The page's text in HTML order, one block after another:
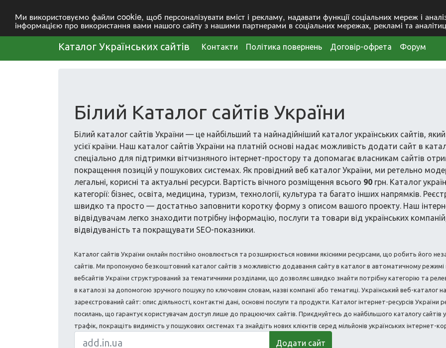
Ми використовуємо файли cookie, щоб персоналізувати вміст і рекламу, надавати функції соціальних мереж і
інформацією про використання вами нашого сайту з нашими партнерами в соціальних мережах, рекламі та
Каталог Українських сайтів Контакти Політика повернень Договір-офрета Форум
Білий Каталог сайтів України
Білий каталог сайтів України — це найбільший та найнадійніший каталог українських сайтів,
усієї країни. Наш каталог сайтів України на платній основі надає можливість додати сайт в
спеціально для підтримки вітчизняного інтернет-простору та допомагає власникам сайтів
покращення позицій у пошукових системах. Як провідний веб каталог України, ми ретельно
легальні, корисні та актуальні ресурси. Вартість вічного розміщення всього 90 грн. Каталог
категорії: бізнес, освіта, медицина, туризм, технології, культура та багато інших напрямків.
швидко та просто — достатньо заповнити коротку форму з описом вашого проекту. Наш
відвідувачам легко знаходити потрібну інформацію, послуги та товари від українських
відвідуваність та покращувати SEO-показники.
Каталог сайтів України онлайн постійно оновлюється та розширюється новими якісними ресурсами, що робить його
сайтів. Ми пропонуємо безкоштовний каталог сайтів з можливістю додавання сайту в каталог в автоматичному
вебсайтів України структурований за тематичними розділами, що дозволяє швидко знайти потрібну категорію та
в каталозі за допомогою зручного пошуку по ключовим словам, назві компанії або тематиці. Український веб-каталог
зареєстрований сайт: опис діяльності, контактні дані, основні послуги та продукти. Каталог інтернет-ресурсів України
посилань, що гарантує користувачам доступ лише до працюючих сайтів. Приєднуйтесь до найбільшого каталогу
трафік, покращіть видимість у пошукових системах та знайдіть нових клієнтів серед мільйонів українських інтернет-
Додати сайт